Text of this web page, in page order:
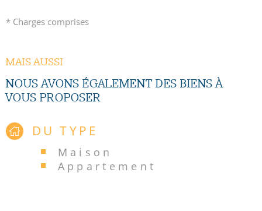
* Charges comprises
MAIS AUSSI
NOUS AVONS ÉGALEMENT DES BIENS À
VOUS PROPOSER
DU TYPE
Maison
Appartement